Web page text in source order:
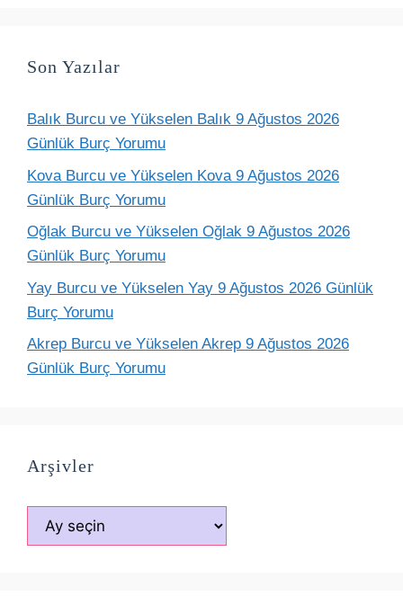
Son Yazılar
Balık Burcu ve Yükselen Balık 9 Ağustos 2026
Günlük Burç Yorumu
Kova Burcu ve Yükselen Kova 9 Ağustos 2026
Günlük Burç Yorumu
Oğlak Burcu ve Yükselen Oğlak 9 Ağustos 2026
Günlük Burç Yorumu
Yay Burcu ve Yükselen Yay 9 Ağustos 2026 Günlük
Burç Yorumu
Akrep Burcu ve Yükselen Akrep 9 Ağustos 2026
Günlük Burç Yorumu
Arşivler
Arşivler